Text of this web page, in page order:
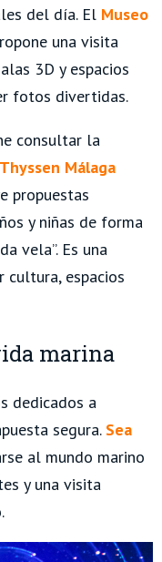
del día. El Museo
una visita
3D y espacios
fotos divertidas.
consultar la
Málaga
propuestas
y niñas de forma
vela”. Es una
cultura, espacios
marina
dedicados a
segura. Sea
al mundo marino
y una visita